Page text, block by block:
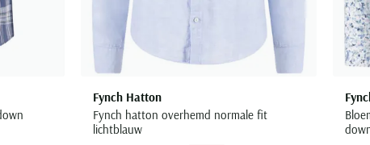
Fynch Hatton
Fynch hatton overhemd normale fit
lichtblauw